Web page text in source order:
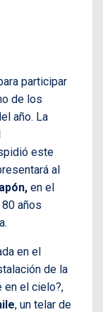
participar
de los
año. La
este
al
en el
años
en el
de la
en el cielo?,
, un telar de